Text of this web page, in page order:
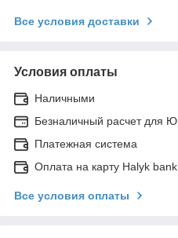
Все условия доставки
Условия оплаты
Наличными
Безналичный расчет для
Платежная система
Оплата на карту Halyk
Все условия оплаты